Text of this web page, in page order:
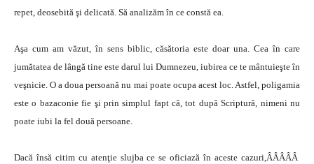
repet, deosebită şi delicată. Să analizăm în ce constă ea.
Aşa cum am văzut, în sens biblic, căsătoria este doar una. Cea în care
jumătatea de lângă tine este darul lui Dumnezeu, iubirea ce te mântuieşte în
veşnicie. O a doua persoană nu mai poate ocupa acest loc. Astfel, poligamia
este o bazaconie fie şi prin simplul fapt că, tot după Scriptură, nimeni nu
poate iubi la fel două persoane.
Dacă însă citim cu atenţie slujba ce se oficiază în aceste cazuri,ÂÂÂÂÂ